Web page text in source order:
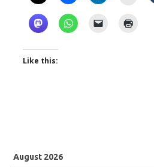
Like this:
August 2026